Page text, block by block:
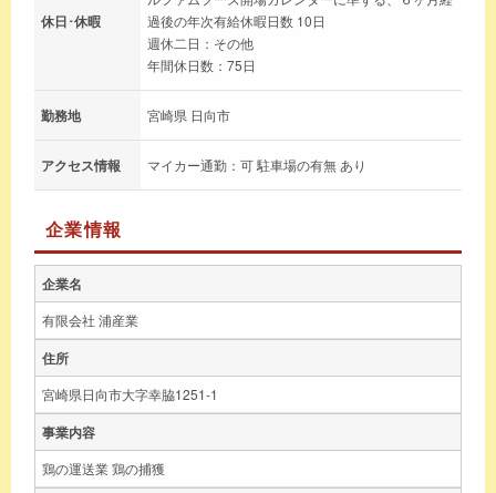
休日･休暇
過後の年次有給休暇日数 10日
週休二日：その他
年間休日数：75日
勤務地 宮崎県 日向市
アクセス情報 マイカー通勤：可 駐車場の有無 あり
企業情報
企業名
有限会社 浦産業
住所
宮崎県日向市大字幸脇1251-1
事業内容
鶏の運送業 鶏の捕獲